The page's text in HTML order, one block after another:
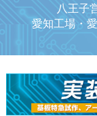
八王子
愛知工場・